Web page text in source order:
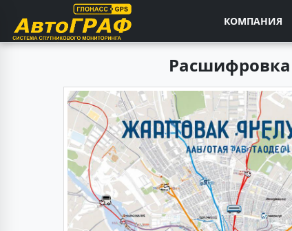
КОМПАНИЯ
Расшифровка